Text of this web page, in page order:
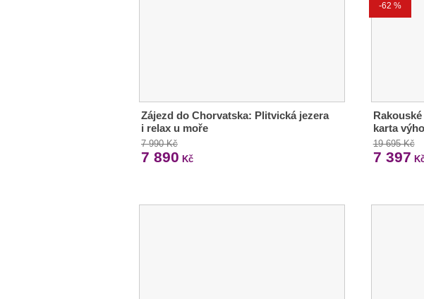
Zájezd do Chorvatska: Plitvická jezera
i relax u moře
7 990 Kč
7 890 Kč
-62 %
karta
19 695 Kč
7 397